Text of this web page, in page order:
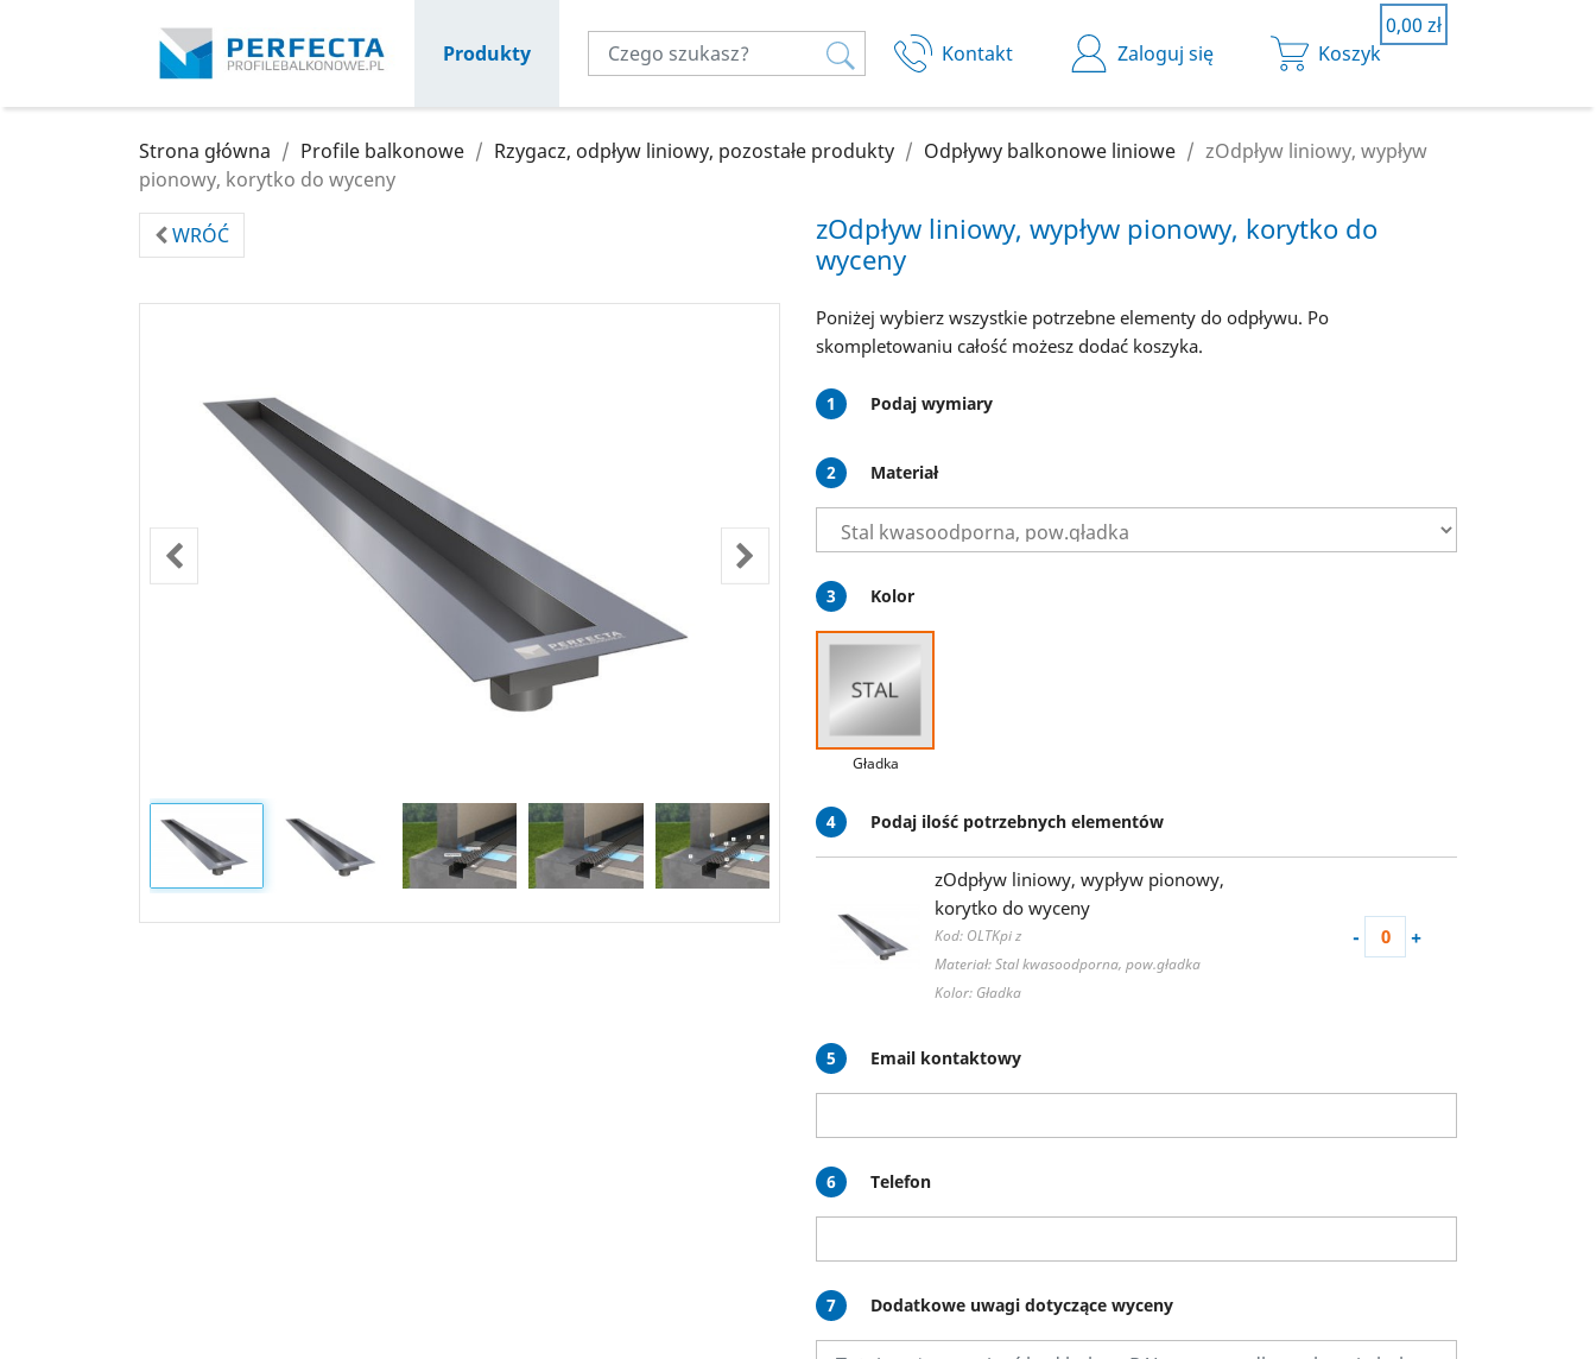
Produkty Kontakt Zaloguj się
0,00 zł
Koszyk
Koszyk
0,00 zł
Strona główna Profile balkonowe Rzygacz, odpływ liniowy, pozostałe produkty Odpływy balkonowe liniowe
zOdpływ liniowy, wypływ
pionowy, korytko do wyceny
WRÓĆ
zOdpływ liniowy, wypływ pionowy, korytko do
wyceny
Poniżej wybierz wszystkie potrzebne elementy do odpływu. Po
skompletowaniu całość możesz dodać koszyka.
1 Podaj wymiary
2 Materiał
3 Kolor
Gładka
4 Podaj ilość potrzebnych elementów
zOdpływ liniowy, wypływ pionowy,
korytko do wyceny
Kod: OLTKpi z
Materiał: Stal kwasoodporna, pow.gładka
Kolor: Gładka
- +
5 Email kontaktowy
6 Telefon
7 Dodatkowe uwagi dotyczące wyceny